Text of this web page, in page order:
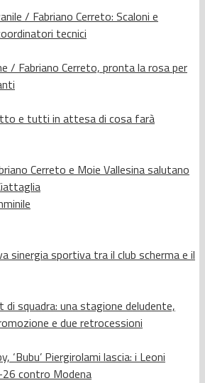
/ Fabriano Cerreto: Scaloni e
tecnici
/ Fabriano Cerreto, pronta la rosa per
e tutti in attesa di cosa farà
Cerreto e Moie Vallesina salutano
sinergia sportiva tra il club scherma e il
di squadra: una stagione deludente,
e due retrocessioni
‘Bubu’ Piergirolami lascia: i Leoni
contro Modena